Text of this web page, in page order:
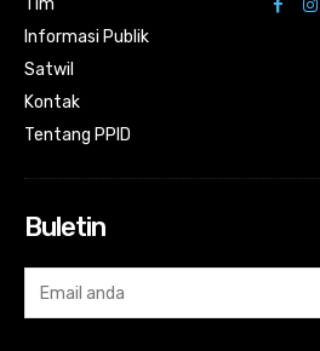
Tim
Informasi Publik
Satwil
Kontak
Tentang PPID
Buletin